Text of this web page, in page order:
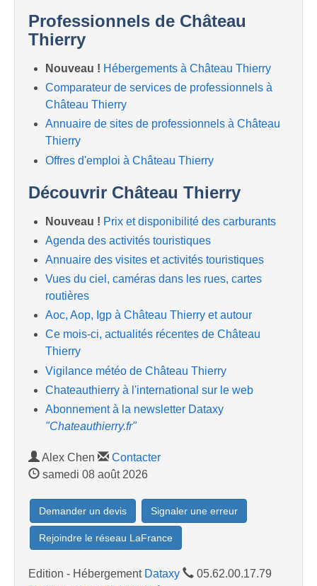
Professionnels de Château
Thierry
Nouveau ! Hébergements à Château Thierry
Comparateur de services de professionnels à
Château Thierry
Annuaire de sites de professionnels à Château
Thierry
Offres d'emploi à Château Thierry
Découvrir Château Thierry
Nouveau ! Prix et disponibilité des carburants
Agenda des activités touristiques
Annuaire des visites et activités touristiques
Vues du ciel, caméras dans les rues, cartes
routières
Aoc, Aop, Igp à Château Thierry et autour
Ce mois-ci, actualités récentes de Château
Thierry
Vigilance météo de Château Thierry
Chateauthierry à l'international sur le web
Abonnement à la newsletter Dataxy
"Chateauthierry.fr"
Alex Chen
Contacter
samedi 08 août 2026
Demander un devis Signaler une erreur
Rejoindre le réseau LaFrance
Edition - Hébergement Dataxy
05.62.00.17.79